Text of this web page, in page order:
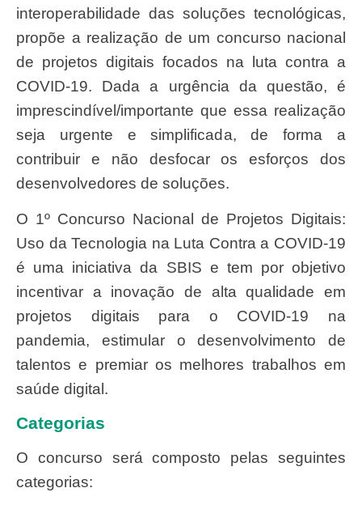
interoperabilidade das soluções tecnológicas,
propõe a realização de um concurso nacional
de projetos digitais focados na luta contra a
COVID-19. Dada a urgência da questão, é
imprescindível/importante que essa realização
seja urgente e simplificada, de forma a
contribuir e não desfocar os esforços dos
desenvolvedores de soluções.
O 1º Concurso Nacional de Projetos Digitais:
Uso da Tecnologia na Luta Contra a COVID-19
é uma iniciativa da SBIS e tem por objetivo
incentivar a inovação de alta qualidade em
projetos digitais para o COVID-19 na
pandemia, estimular o desenvolvimento de
talentos e premiar os melhores trabalhos em
saúde digital.
Categorias
O concurso será composto pelas seguintes
categorias: